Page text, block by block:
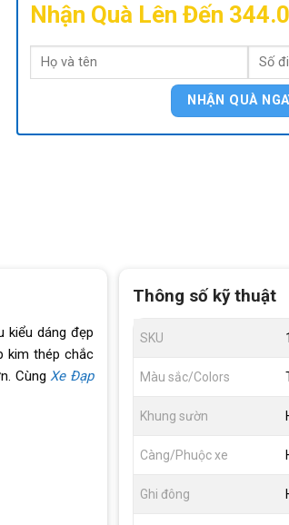
Xe Đạp Trẻ Em Bé Gái
Jazz Bear A-2305 18
Inch
2.190.000₫
Nhận Quà Lên Đến
kiểu dáng đẹp
kim thép chắc
Cùng Xe Đạp
Thông số kỹ thuật
SKU
Màu sắc/Colors
Khung sườn
Càng/Phuộc xe
Ghi đông